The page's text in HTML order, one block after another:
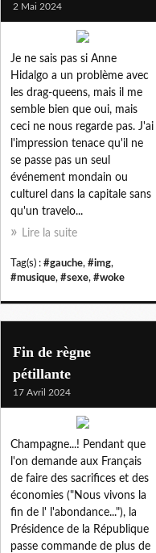
2 Mai 2024
Je ne sais pas si Anne
Hidalgo a un problème avec
les drag-queens, mais il me
semble bien que oui, mais
ceci ne nous regarde pas. J'ai
l'impression tenace qu'il ne
se passe pas un seul
événement mondain ou
culturel dans la capitale sans
qu'un travelo...
Lire la suite
Tag(s) : #gauche, #img,
#musique, #sexe, #woke
Fin de règne
pétillante
17 Avril 2024
Champagne...! Pendant que
l'on demande aux Français
de faire des sacrifices et des
économies ("Nous vivons la
fin de l' l'abondance..."), la
Présidence de la République
passe commande de plus de